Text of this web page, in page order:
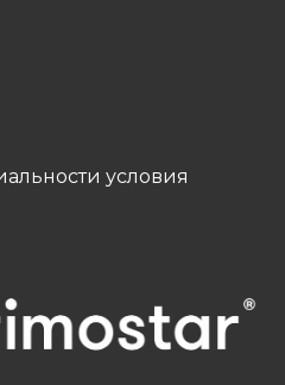
условия